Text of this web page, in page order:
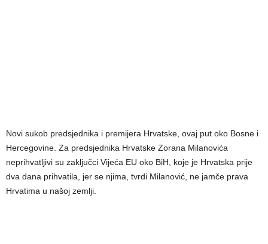
Novi sukob predsjednika i premijera Hrvatske, ovaj put oko Bosne i
Hercegovine. Za predsjednika Hrvatske Zorana Milanovića
neprihvatljivi su zaključci Vijeća EU oko BiH, koje je Hrvatska prije
dva dana prihvatila, jer se njima, tvrdi Milanović, ne jamče prava
Hrvatima u našoj zemlji.